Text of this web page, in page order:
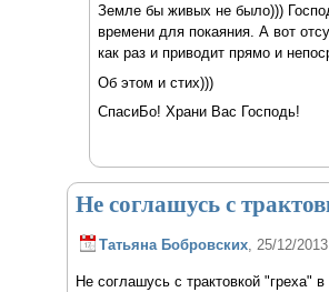
Земле бы живых не было)))
времени для покаяния. А вот
как раз и приводит прямо и
Об этом и стих)))
СпасиБо! Храни Вас Господь!
Не соглашусь с
Татьяна Бобровских, 25/12/
Не соглашусь с трактовкой "греха"